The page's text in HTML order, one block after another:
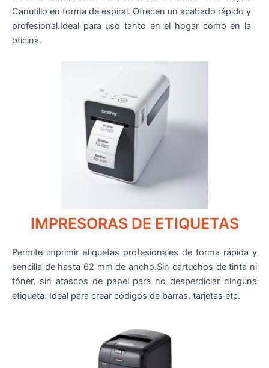
Canutillo en forma de espiral. Ofrecen un acabado rápido y
profesional.Ideal para uso tanto en el hogar como en la
oficina.
IMPRESORAS DE ETIQUETAS
Permite imprimir etiquetas profesionales de forma rápida y
sencilla de hasta 62 mm de ancho.Sin cartuchos de tinta ni
tóner, sin atascos de papel para no desperdiciar ninguna
etiqueta. Ideal para crear códigos de barras, tarjetas etc.